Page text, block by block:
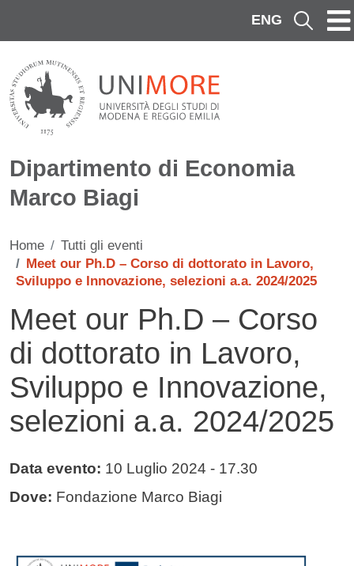
ENG Cerca
Dipartimento di Economia
Marco Biagi
Home
Tutti gli eventi
Meet our Ph.D – Corso di dottorato in Lavoro,
Sviluppo e Innovazione, selezioni a.a. 2024/2025
Meet our Ph.D – Corso
di dottorato in Lavoro,
Sviluppo e Innovazione,
selezioni a.a. 2024/2025
Data evento: 10 Luglio 2024 - 17.30
Dove: Fondazione Marco Biagi
Immagine evento
Immagine
Testo evento